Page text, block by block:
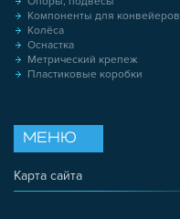
Компоненты для конвейеров
Колёса
Оснастка
Метрический крепеж
Пластиковые коробки
МЕНЮ
Карта сайта